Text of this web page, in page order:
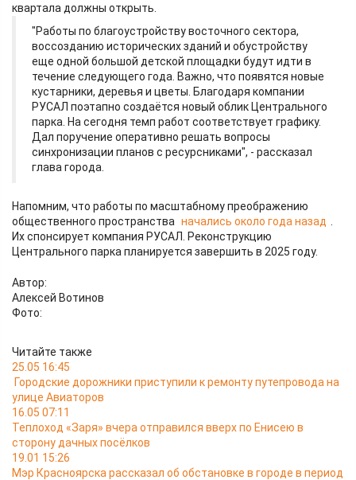
квартала должны открыть.
"Работы по благоустройству восточного сектора,
воссозданию исторических зданий и обустройству
еще одной большой детской площадки будут идти в
течение следующего года. Важно, что появятся новые
кустарники, деревья и цветы. Благодаря компании
РУСАЛ поэтапно создаётся новый облик Центрального
парка. На сегодня темп работ соответствует графику.
Дал поручение оперативно решать вопросы
синхронизации планов с ресурсниками", - рассказал
глава города.
Напомним, что работы по масштабному преображению
общественного пространства начались около года назад
Их спонсирует компания РУСАЛ. Реконструкцию
Центрального парка планируется завершить в 2025 году.
Автор:
Алексей Вотинов
Фото:
Читайте также
25.05 16:45
Городские дорожники приступили к ремонту путепровода на
улице Авиаторов
16.05 07:11
Теплоход «Заря» вчера отправился вверх по Енисею в
сторону дачных посёлков
19.01 15:26
Мэр Красноярска рассказал об обстановке в городе в период